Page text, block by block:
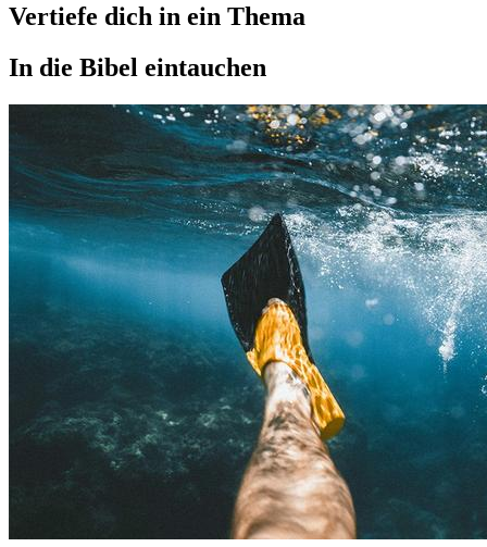
Vertiefe dich in ein Thema
In die Bibel eintauchen